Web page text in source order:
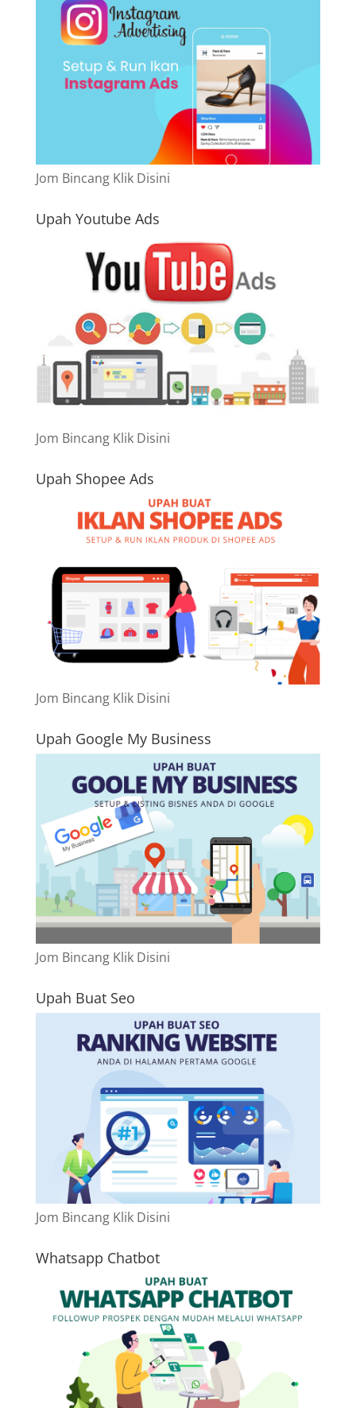
Jom Bincang Klik Disini
Upah Youtube Ads
Jom Bincang Klik Disini
Upah Shopee Ads
Jom Bincang Klik Disini
Upah Google My Business
Jom Bincang Klik Disini
Upah Buat Seo
Jom Bincang Klik Disini
Whatsapp Chatbot